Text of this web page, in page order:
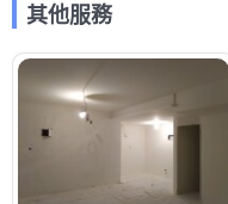
其他服務